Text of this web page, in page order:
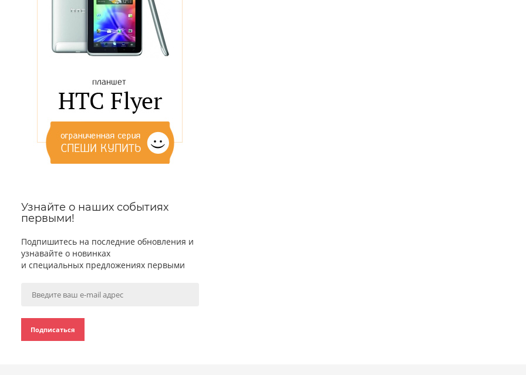
Узнайте о наших событиях
первыми!
Подпишитесь на последние обновления и
узнавайте о новинках
и специальных предложениях первыми
Подписаться